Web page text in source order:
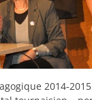
2014-